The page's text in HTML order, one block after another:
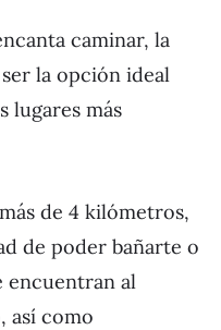
caminar, la
la opción ideal
lugares más
de 4 kilómetros,
de poder bañarte o
encuentran al
así como